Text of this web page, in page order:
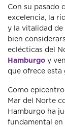
Con su pasado
excelencia, la
y la vitalidad de
bien
eclécticas del
Hamburgo y
que ofrece esta
Como
Mar del Norte
Hamburgo ha
fundamental en